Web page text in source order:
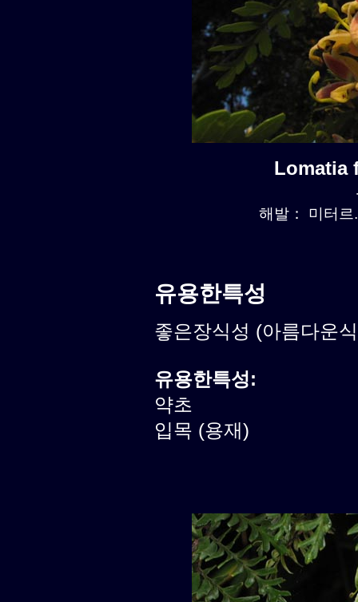
Lomatia
해발： 미터
유용한특성
좋은장식성 (아름다운
유용한특성:
약초
입목 (용재)